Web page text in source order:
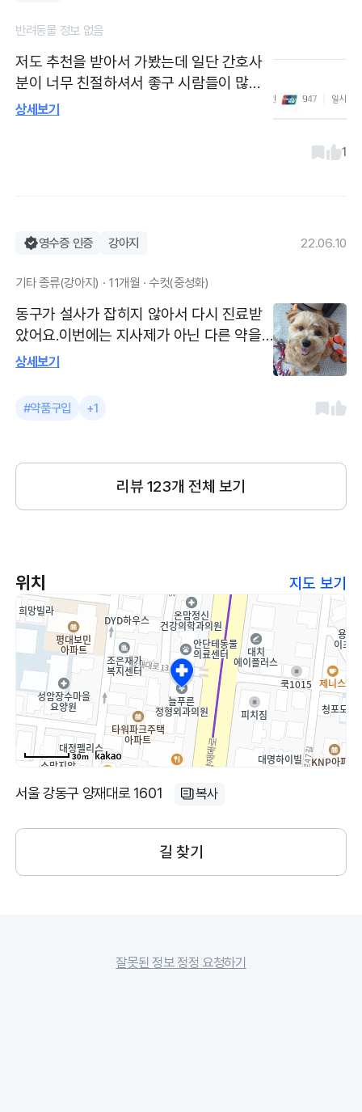
반려동물 정보 없음
저도 추천을 받아서 가봤는데 일단 간호사
분이 너무 친절하셔서 좋구 시람들이 많아
서 웬만하먄 예약하고 가시는게 빨라요! 동
상세보기
1
영수증 인증 강아지 22.06.10
기타 종류(강아지) · 11개월 · 수컷(중성화)
동구가 설사가 잡히지 않아서 다시 진료받
았어요.이번에는 지사제가 아닌 다른 약을
처방받아 일주일 복용했고 다행히 좋아져서
상세보기
#약품구입 +1
리뷰 123개 전체 보기
위치 지도 보기
30m
서울 강동구 양재대로 1601 복사
길 찾기
잘못된 정보 정정 요청하기